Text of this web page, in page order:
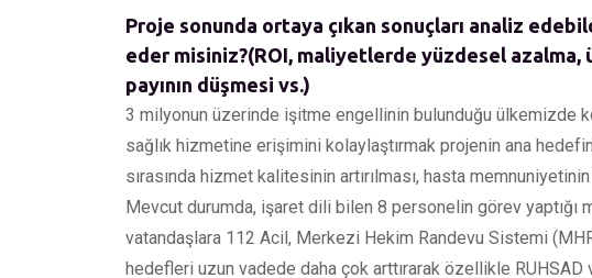
Proje sonunda ortaya çıkan sonuçları analiz
eder misiniz?(ROI, maliyetlerde yüzdesel azalma,
payının düşmesi vs.)
3 milyonun üzerinde işitme engellinin bulunduğu ülkemizde
sağlık hizmetine erişimini kolaylaştırmak projenin ana
sırasında hizmet kalitesinin artırılması, hasta
Mevcut durumda, işaret dili bilen 8 personelin görev
vatandaşlara 112 Acil, Merkezi Hekim Randevu Sistemi
hedefleri uzun vadede daha çok arttırarak özellikle